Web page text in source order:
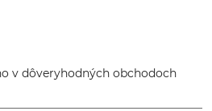
v dôveryhodných obchodoch